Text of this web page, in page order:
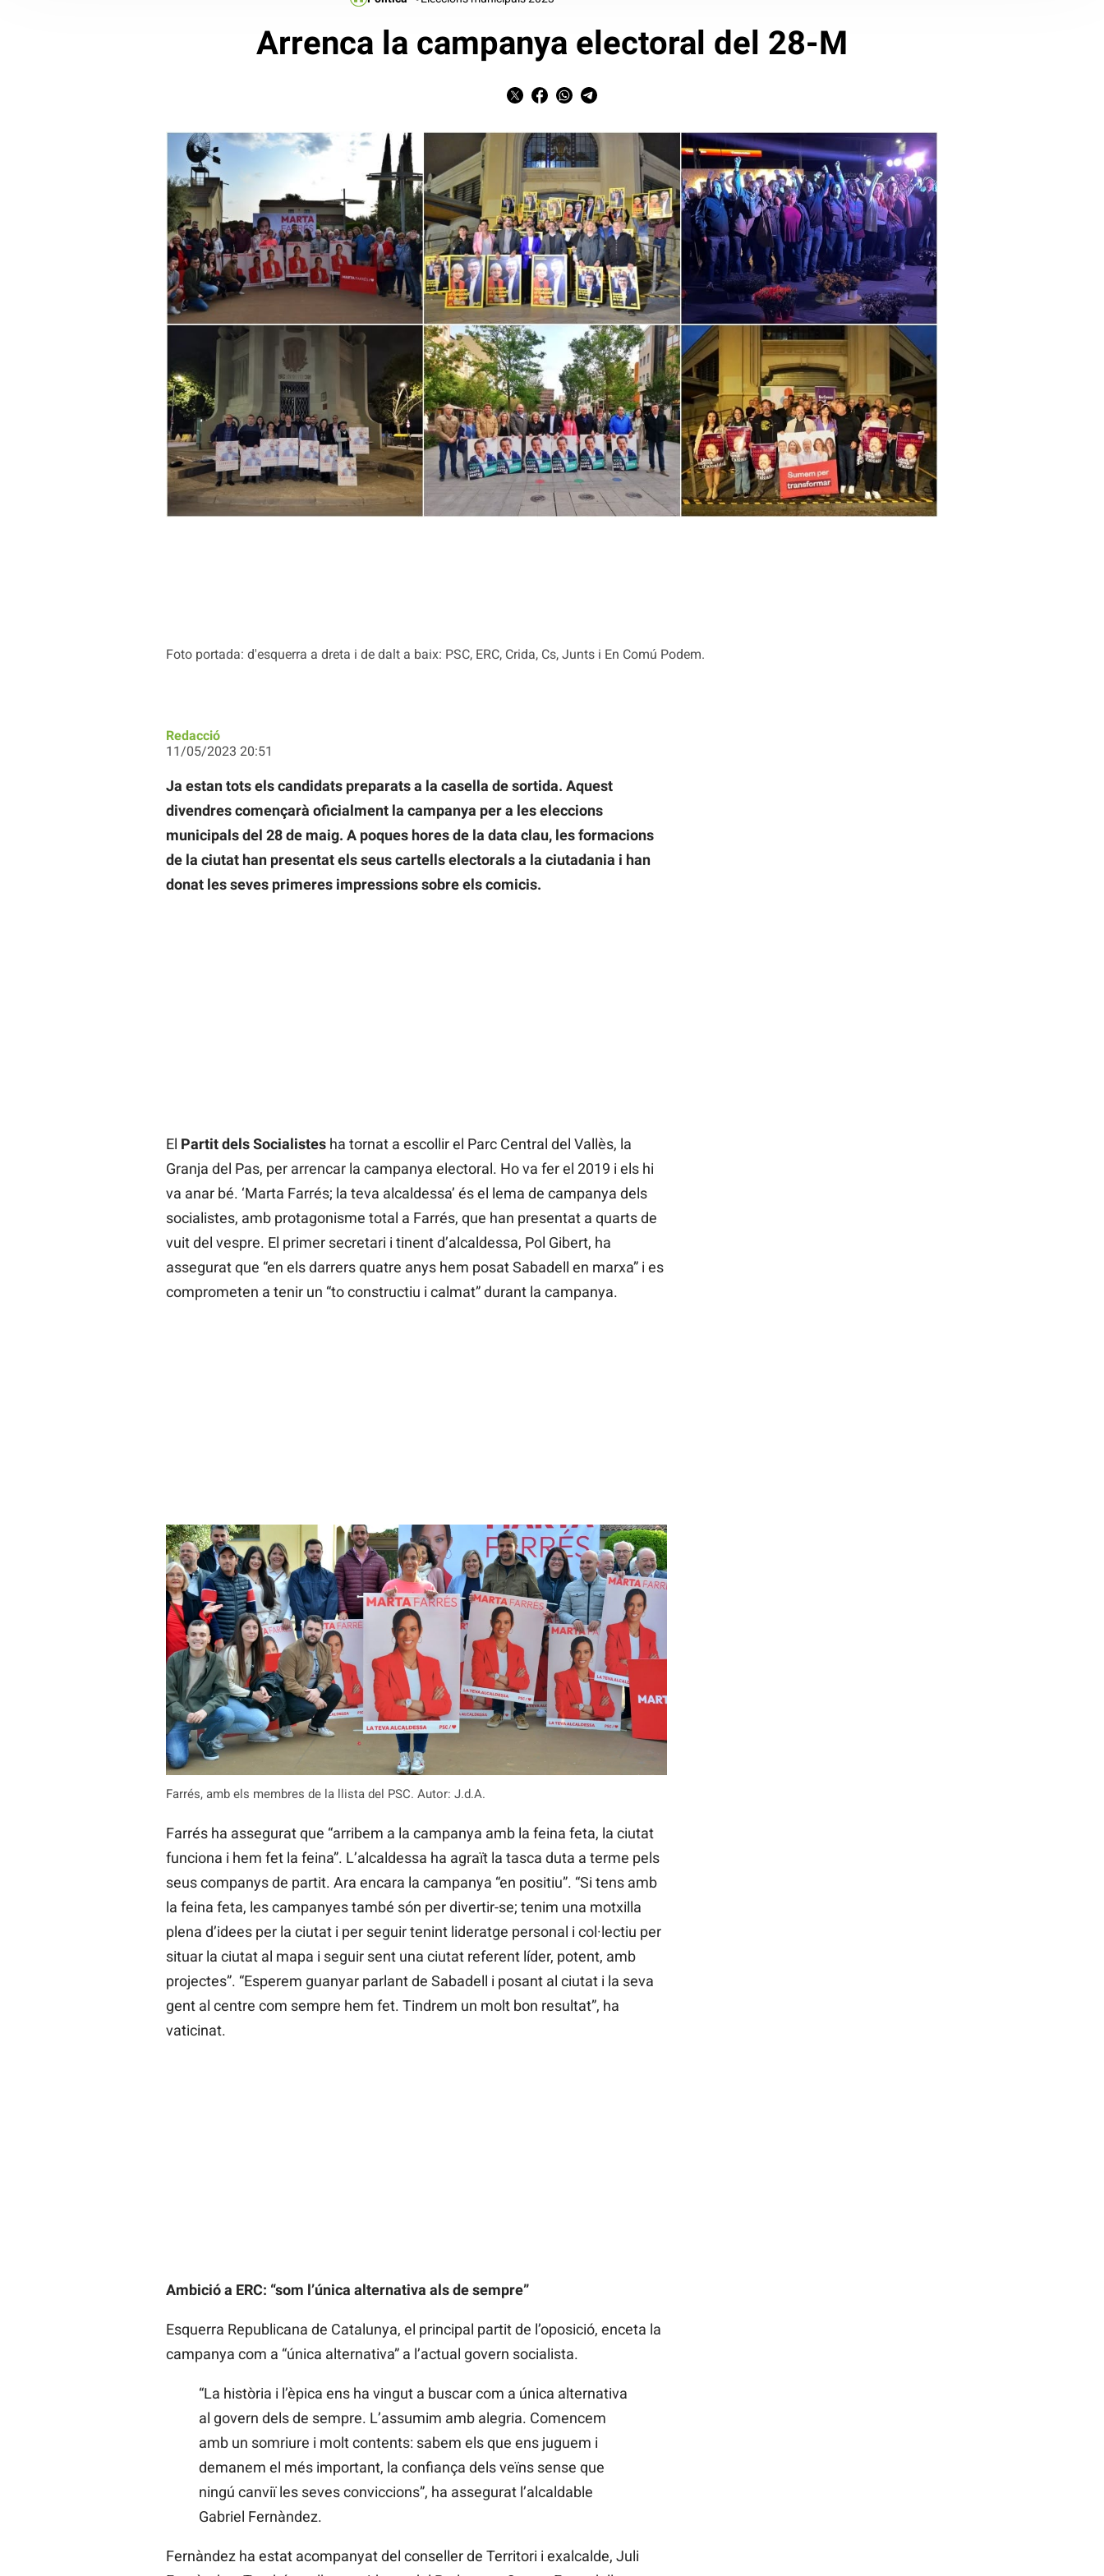
Foto portada: d'esquerra a dreta i de dalt a baix: PSC, ERC, Crida, Cs, Junts i En Comú Podem.
Arrenca la campanya electoral del 28-M
Redacció
11/05/2023 20:51
Ja estan tots els candidats preparats a la casella de sortida. Aquest
divendres començarà oficialment la campanya per a les eleccions
municipals del 28 de maig. A poques hores de la data clau, les formacions
de la ciutat han presentat els seus cartells electorals a la ciutadania i han
donat les seves primeres impressions sobre els comicis.
El Partit dels Socialistesha tornat a escollir el Parc Central del Vallès, la
Granja del Pas, per arrencar la campanya electoral. Ho va fer el 2019 i els hi
va anar bé. ‘Marta Farrés; la teva alcaldessa’ és el lema de campanya dels
socialistes, amb protagonisme total a Farrés, que han presentat a quarts de
vuit del vespre. El primer secretari i tinent d’alcaldessa, Pol Gibert, ha
assegurat que “en els darrers quatre anys hem posat Sabadell en marxa” i es
comprometen a tenir un “to constructiu i calmat” durant la campanya.
Farrés, amb els membres de la llista del PSC. Autor: J.d.A.
Farrés ha assegurat que “arribem a la campanya amb la feina feta, la ciutat
funciona i hem fet la feina”. L’alcaldessa ha agraït la tasca duta a terme pels
seus companys de partit. Ara encara la campanya “en positiu”. “Si tens amb
la feina feta, les campanyes també són per divertir-se; tenim una motxilla
plena d’idees per la ciutat i per seguir tenint lideratge personal i col·lectiu per
situar la ciutat al mapa i seguir sent una ciutat referent líder, potent, amb
projectes”. “Esperem guanyar parlant de Sabadell i posant al ciutat i la seva
gent al centre com sempre hem fet. Tindrem un molt bon resultat”, ha
vaticinat.
Ambició a ERC: “som l’única alternativa als de sempre”
Esquerra Republicana de Catalunya, el principal partit de l’oposició, enceta la
campanya com a “única alternativa” a l’actual govern socialista.
“La història i l’èpica ens ha vingut a buscar com a única alternativa
al govern dels de sempre. L’assumim amb alegria. Comencem
amb un somriure i molt contents: sabem els que ens juguem i
demanem el més important, la confiança dels veïns sense que
ningú canviï les seves conviccions”, ha assegurat l’alcaldable
Gabriel Fernàndez.
Fernàndez ha estat acompanyat del conseller de Territori i exalcalde, Juli